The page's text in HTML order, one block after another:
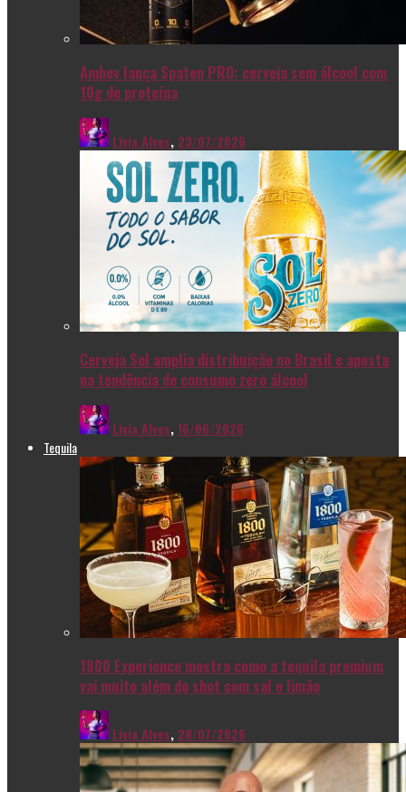
Ambev lança Spaten PRO: cerveja sem álcool com
10g de proteína
Livia Alves, 23/07/2026
Cerveja Sol amplia distribuição no Brasil e aposta
na tendência de consumo zero álcool
Livia Alves,16/06/2026
Tequila
1800 Experience mostra como a tequila premium
vai muito além do shot com sal e limão
Livia Alves, 28/07/2026